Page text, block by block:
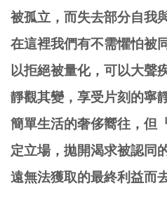
被孤立，而失去部分自我
在這裡我們有不需懼怕被
以拒絕被量化，可以大聲
靜觀其變，享受片刻的寧
簡單生活的奢侈嚮往，但
定立場，拋開渴求被認同
遠無法獲取的最終利益而